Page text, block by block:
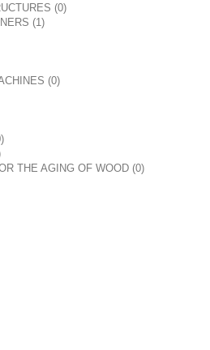
(0)
(1)
(0)
THE AGING OF WOOD (0)